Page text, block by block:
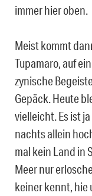
immer hier oben.
Meist kommt
Tupamaro, auf
zynische
Gepäck. Heute
vielleicht. Es ist
nachts allein
mal kein Land in
Meer nur
keiner kennt, hie